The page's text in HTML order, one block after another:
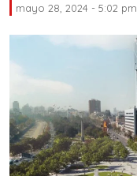
mayo 28, 2024 - 5:02 pm